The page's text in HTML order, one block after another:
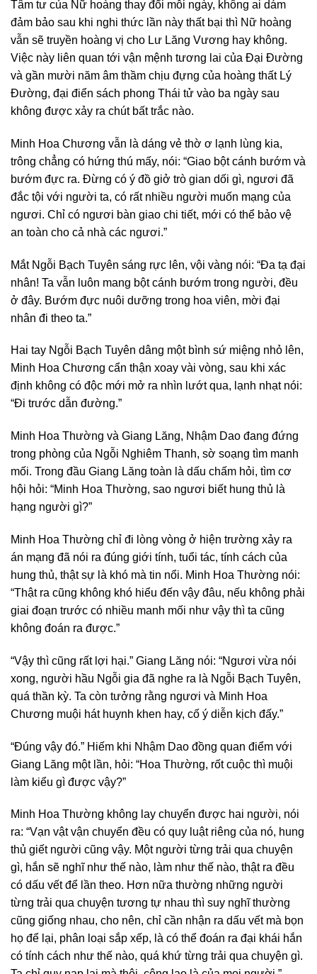
Tâm tư của Nữ hoàng thay đổi mỗi ngày, không ai dám
đảm bảo sau khi nghi thức lần này thất bại thì Nữ hoàng
vẫn sẽ truyền hoàng vị cho Lư Lăng Vương hay không.
Việc này liên quan tới vận mệnh tương lai của Đại Đường
và gần mười năm âm thầm chịu đựng của hoàng thất Lý
Đường, đại điển sách phong Thái tử vào ba ngày sau
không được xảy ra chút bất trắc nào.
Minh Hoa Chương vẫn là dáng vẻ thờ ơ lạnh lùng kia,
trông chẳng có hứng thú mấy, nói: “Giao bột cánh bướm và
bướm đực ra. Đừng có ý đồ giở trò gian dối gì, ngươi đã
đắc tội với người ta, có rất nhiều người muốn mạng của
ngươi. Chỉ có ngươi bàn giao chi tiết, mới có thể bảo vệ
an toàn cho cả nhà các ngươi.”
Mắt Ngỗi Bạch Tuyên sáng rực lên, vội vàng nói: “Đa tạ đại
nhân! Ta vẫn luôn mang bột cánh bướm trong người, đều
ở đây. Bướm đực nuôi dưỡng trong hoa viên, mời đại
nhân đi theo ta.”
Hai tay Ngỗi Bạch Tuyên dâng một bình sứ miệng nhỏ lên,
Minh Hoa Chương cẩn thận xoay vài vòng, sau khi xác
định không có độc mới mở ra nhìn lướt qua, lạnh nhạt nói:
“Đi trước dẫn đường.”
Minh Hoa Thường và Giang Lăng, Nhậm Dao đang đứng
trong phòng của Ngỗi Nghiêm Thanh, sờ soạng tìm manh
mối. Trong đầu Giang Lăng toàn là dấu chấm hỏi, tìm cơ
hội hỏi: “Minh Hoa Thường, sao ngươi biết hung thủ là
hạng người gì?”
Minh Hoa Thường chỉ đi lòng vòng ở hiện trường xảy ra
án mạng đã nói ra đúng giới tính, tuổi tác, tính cách của
hung thủ, thật sự là khó mà tin nổi. Minh Hoa Thường nói:
“Thật ra cũng không khó hiểu đến vậy đâu, nếu không phải
giai đoạn trước có nhiều manh mối như vậy thì ta cũng
không đoán ra được.”
“Vậy thì cũng rất lợi hại.” Giang Lăng nói: “Ngươi vừa nói
xong, người hầu Ngỗi gia đã nghe ra là Ngỗi Bạch Tuyên,
quá thần kỳ. Ta còn tưởng rằng ngươi và Minh Hoa
Chương muội hát huynh khen hay, cố ý diễn kịch đấy.”
“Đúng vậy đó.” Hiếm khi Nhậm Dao đồng quan điểm với
Giang Lăng một lần, hỏi: “Hoa Thường, rốt cuộc thì muội
làm kiểu gì được vậy?”
Minh Hoa Thường không lay chuyển được hai người, nói
ra: “Vạn vật vận chuyển đều có quy luật riêng của nó, hung
thủ giết người cũng vậy. Một người từng trải qua chuyện
gì, hắn sẽ nghĩ như thế nào, làm như thế nào, thật ra đều
có dấu vết để lần theo. Hơn nữa thường những người
từng trải qua chuyện tương tự nhau thì suy nghĩ thường
cũng giống nhau, cho nên, chỉ cần nhận ra dấu vết mà bọn
họ để lại, phân loại sắp xếp, là có thể đoán ra đại khái hắn
có tính cách như thế nào, quá khứ từng trải qua chuyện gì.